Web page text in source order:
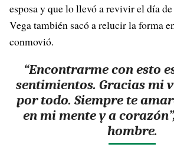
esposa y que lo llevó a revivir el día
Vega también sacó a relucir la forma
conmovió.
“Encontrarme con esto
sentimientos. Gracias mi
por todo. Siempre te
en mi mente y a
hombre.